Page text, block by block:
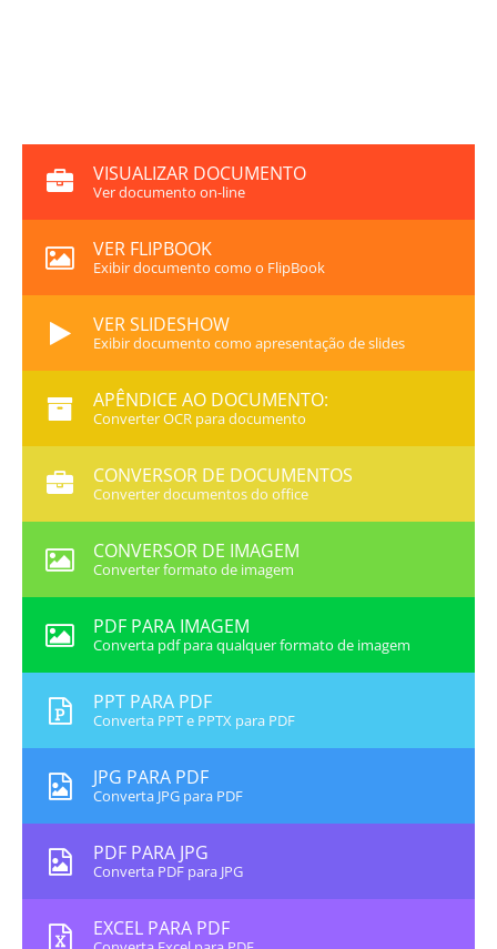
VISUALIZAR DOCUMENTO
Ver documento on-line
VER FLIPBOOK
Exibir documento como o FlipBook
VER SLIDESHOW
Exibir documento como apresentação de slides
APÊNDICE AO DOCUMENTO:
Converter OCR para documento
CONVERSOR DE DOCUMENTOS
Converter documentos do office
CONVERSOR DE IMAGEM
Converter formato de imagem
PDF PARA IMAGEM
Converta pdf para qualquer formato de imagem
PPT PARA PDF
Converta PPT e PPTX para PDF
JPG PARA PDF
Converta JPG para PDF
PDF PARA JPG
Converta PDF para JPG
EXCEL PARA PDF